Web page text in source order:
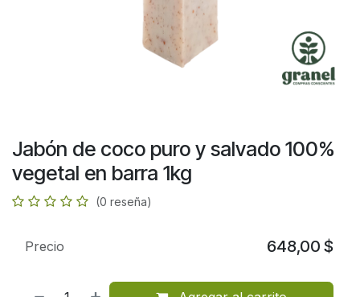
Jabón de coco puro y salvado 100%
vegetal en barra 1kg
(0 reseña)
Precio 648,00 $